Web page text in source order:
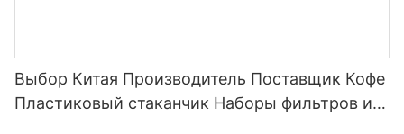
Выбор Китая Производитель Поставщик Кофе
Пластиковый стаканчик Наборы фильтров из